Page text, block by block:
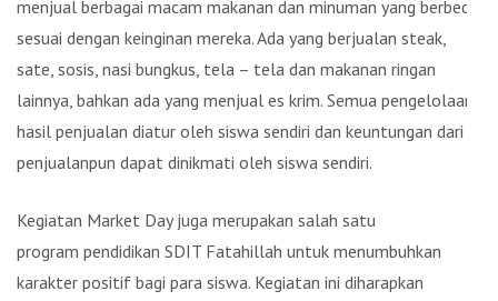
menjual berbagai macam makanan dan minuman yang berbeda
sesuai dengan keinginan mereka. Ada yang berjualan steak,
sate, sosis, nasi bungkus, tela – tela dan makanan ringan
lainnya, bahkan ada yang menjual es krim. Semua pengelolaan
hasil penjualan diatur oleh siswa sendiri dan keuntungan dari
penjualanpun dapat dinikmati oleh siswa sendiri.
Kegiatan Market Day juga merupakan salah satu
program pendidikan SDIT Fatahillah untuk menumbuhkan
karakter positif bagi para siswa. Kegiatan ini diharapkan